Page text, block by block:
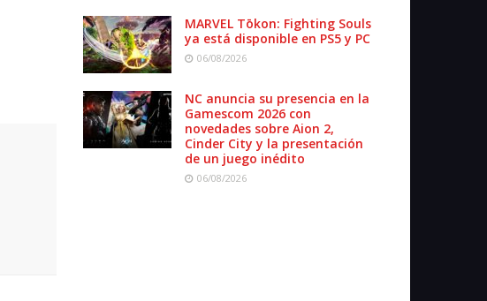
MARVEL Tōkon: Fighting Souls
ya está disponible en PS5 y PC
06/08/2026
NC anuncia su presencia en la
Gamescom 2026 con
novedades sobre Aion 2,
Cinder City y la presentación
de un juego inédito
06/08/2026